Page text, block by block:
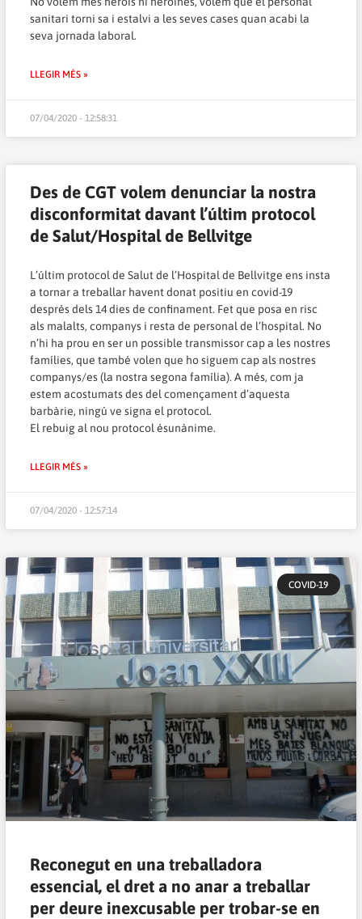
sanitari torni sa i estalvi a les seves cases quan acabi la
seva jornada laboral.
LLEGIR MÉS »
07/04/2020 - 12:58:31
Des de CGT volem denunciar la nostra
disconformitat davant l’últim protocol
de Salut/Hospital de Bellvitge
L’últim protocol de Salut de l’Hospital de Bellvitge ens insta
a tornar a treballar havent donat positiu en covid-19
després dels 14 dies de confinament. Fet que posa en risc
als malalts, companys i resta de personal de l’hospital. No
n’hi ha prou en ser un possible transmissor cap a les nostres
famílies, que també volen que ho siguem cap als nostres
companys/es (la nostra segona família). A més, com ja
estem acostumats des del començament d’aquesta
barbàrie, ningú ve signa el protocol.
El rebuig al nou protocol ésunànime.
LLEGIR MÉS »
07/04/2020 - 12:57:14
COVID-19
Reconegut en una treballadora
essencial, el dret a no anar a treballar
per deure inexcusable per trobar-se en